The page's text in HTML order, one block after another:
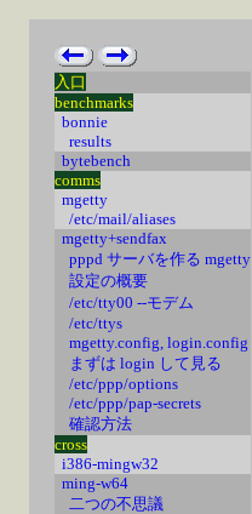
入口
benchmarks
bonnie
results
bytebench
comms
mgetty
/etc/mail/aliases
mgetty+sendfax
pppd サーバを作る mgetty
設定の概要
/etc/tty00 --モデム
/etc/ttys
mgetty.config, login.config
まずは login して見る
/etc/ppp/options
/etc/ppp/pap-secrets
確認方法
cross
i386-mingw32
ming-w64
二つの不思議